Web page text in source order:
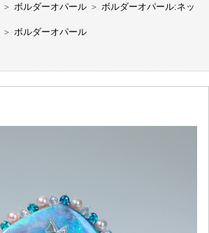
＞ ボルダーオパール ＞ ボルダーオパール:ネッ
＞ ボルダーオパール